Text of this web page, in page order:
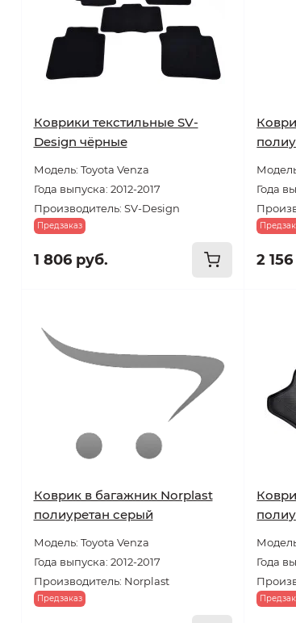
Коврики текстильные SV-
Design чёрные
Модель: Toyota Venza
Года выпуска: 2012-2017
Производитель: SV-Design
Предзаказ
1 806 руб.
Года
2
Коврик в багажник Norplast
полиуретан серый
Модель: Toyota Venza
Года выпуска: 2012-2017
Производитель: Norplast
Предзаказ
Года